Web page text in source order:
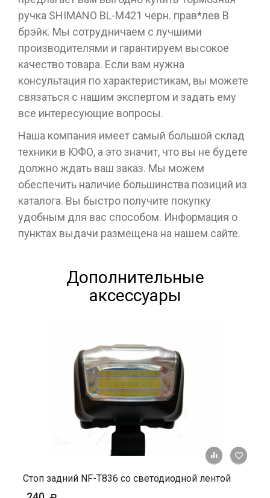
ручка SHIMANO BL-M421 черн. прав*лев В
брэйк. Мы сотрудничаем с лучшими
производителями и гарантируем высокое
качество товара. Если вам нужна
консультация по характеристикам, вы можете
связаться с нашим экспертом и задать ему
все интересующие вопросы.
Наша компания имеет самый большой склад
техники в ЮФО, а это значит, что вы не будете
должно ждать ваш заказ. Мы можем
обеспечить наличие большинства позиций из
каталога. Вы быстро получите покупку
удобным для вас способом. Информация о
пунктах выдачи размещена на нашем сайте.
Дополнительные
аксессуары
+ К
Стоп задний NF-T836 cо светодиодной лентой